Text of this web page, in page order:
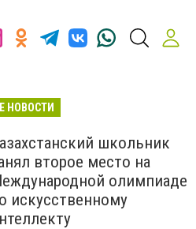
НОВОСТИ
школьник
второе место на
олимпиаде
искусственному